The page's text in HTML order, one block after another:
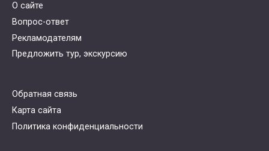
О сайте
Вопрос-ответ
Рекламодателям
Предложить тур, экскурсию
Обратная связь
Карта сайта
Политика конфиденциальности